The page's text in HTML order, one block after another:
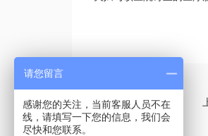
请您留言
感谢您的关注，当前客服人员不在
线，请填写一下您的信息，我们会
尽快和您联系。